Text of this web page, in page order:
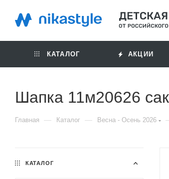
КАТАЛОГ АКЦИИ
Шапка 11м20626
Главная — Каталог — Весна - Осень 2026
КАТАЛОГ